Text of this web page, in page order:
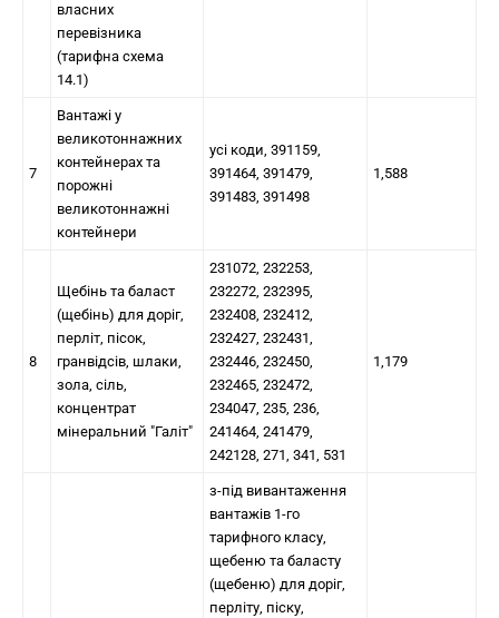
власних
перевізника
(тарифна схема
14.1)
7
Вантажі у
великотоннажних
контейнерах та
порожні
великотоннажні
контейнери
усі коди, 391159,
391464, 391479,
391483, 391498
1,588
8
Щебінь та баласт
(щебінь) для доріг,
перліт, пісок,
гранвідсів, шлаки,
зола, сіль,
концентрат
мінеральний "Галіт"
231072, 232253,
232272, 232395,
232408, 232412,
232427, 232431,
232446, 232450,
232465, 232472,
234047, 235, 236,
241464, 241479,
242128, 271, 341, 531
1,179
з-під вивантаження
вантажів 1-го
тарифного класу,
щебеню та баласту
(щебеню) для доріг,
перліту, піску,